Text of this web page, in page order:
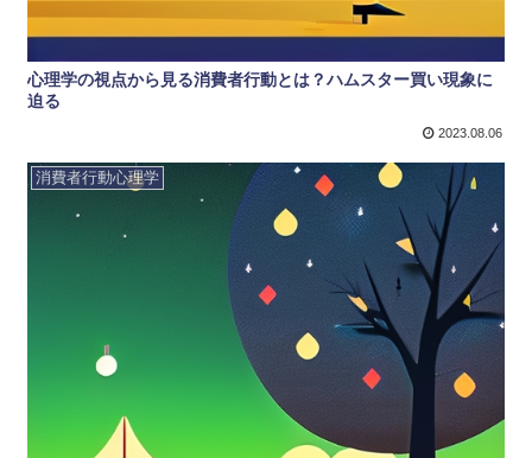
心理学の視点から見る消費者行動とは？ハムスター買い現象に
迫る
2023.08.06
消費者行動心理学